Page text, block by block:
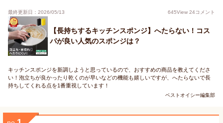
最終更新日：2026/05/13 645View 24コメント
【長持ちするキッチンスポンジ】へたらない！コス
パが良い人気のスポンジは？
キッチンスポンジを新調しようと思っているので、おすすめの商品を教えてくださ
い！泡立ちが良かったり乾くのが早いなどの機能も嬉しいですが、へたらないで長
持ちしてくれる点を1番重視しています！
ベストオイシー編集部